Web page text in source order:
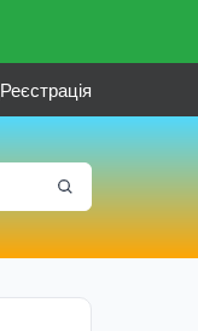
Реєстрація